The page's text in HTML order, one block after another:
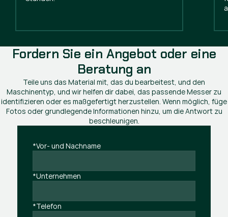
Fordern Sie ein Angebot oder eine
Beratung an
Teile uns das Material mit, das du bearbeitest, und den
Maschinentyp, und wir helfen dir dabei, das passende Messer zu
identifizieren oder es maßgefertigt herzustellen. Wenn möglich, füge
Fotos oder grundlegende Informationen hinzu, um die Antwort zu
beschleunigen.
*Vor- und Nachname
*Unternehmen
*Telefon